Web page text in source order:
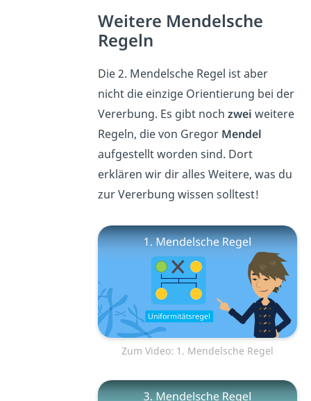
Weitere Mendelsche
Regeln
Die 2. Mendelsche Regel ist aber
nicht die einzige Orientierung bei der
Vererbung. Es gibt nochzwei weitere
Regeln, die von Gregor Mendel
aufgestellt worden sind. Dort
erklären wir dir alles Weitere, was du
zur Vererbung wissen solltest!
Zum Video: 1. Mendelsche Regel